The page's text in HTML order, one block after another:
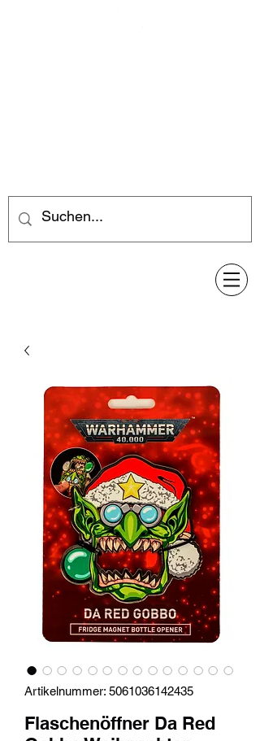
Artikelnummer: 5061036142435
Flaschenöffner Da Red